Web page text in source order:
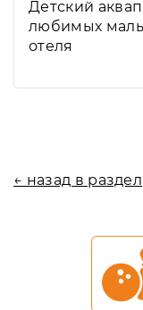
Детский
любимых
отеля
← назад в раздел